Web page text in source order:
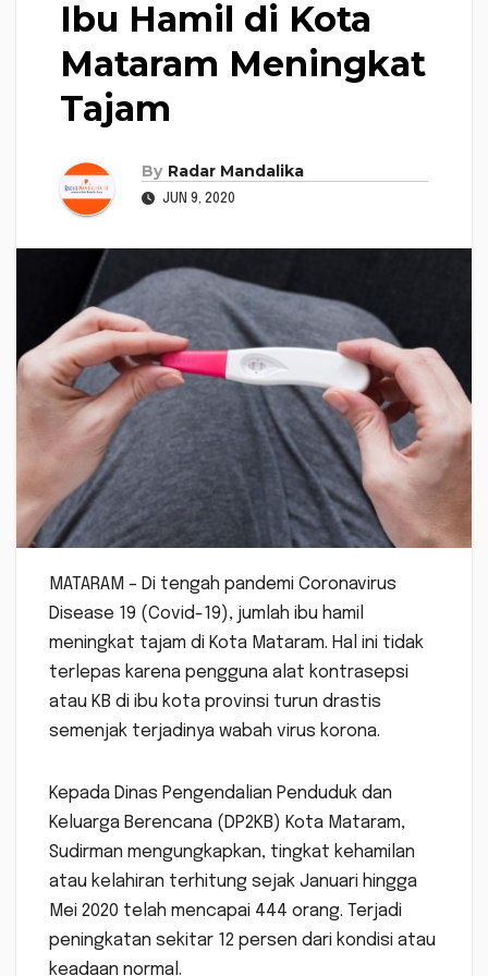
Ibu Hamil di Kota
Mataram Meningkat
Tajam
By Radar Mandalika
JUN 9, 2020
MATARAM – Di tengah pandemi Coronavirus
Disease 19 (Covid-19), jumlah ibu hamil
meningkat tajam di Kota Mataram. Hal ini tidak
terlepas karena pengguna alat kontrasepsi
atau KB di ibu kota provinsi turun drastis
semenjak terjadinya wabah virus korona.
Kepada Dinas Pengendalian Penduduk dan
Keluarga Berencana (DP2KB) Kota Mataram,
Sudirman mengungkapkan, tingkat kehamilan
atau kelahiran terhitung sejak Januari hingga
Mei 2020 telah mencapai 444 orang. Terjadi
peningkatan sekitar 12 persen dari kondisi atau
keadaan normal.